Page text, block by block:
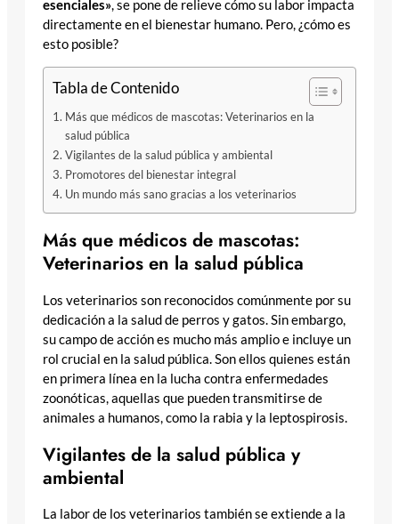
esenciales», se pone de relieve cómo su labor impacta
directamente en el bienestar humano. Pero, ¿cómo es
esto posible?
Tabla de Contenido
Más que médicos de mascotas: Veterinarios en la
salud pública
Vigilantes de la salud pública y ambiental
Promotores del bienestar integral
Un mundo más sano gracias a los veterinarios
Más que médicos de mascotas:
Veterinarios en la salud pública
Los veterinarios son reconocidos comúnmente por su
dedicación a la salud de perros y gatos. Sin embargo,
su campo de acción es mucho más amplio e incluye un
rol crucial en la salud pública. Son ellos quienes están
en primera línea en la lucha contra enfermedades
zoonóticas, aquellas que pueden transmitirse de
animales a humanos, como la rabia y la leptospirosis.
Vigilantes de la salud pública y
ambiental
La labor de los veterinarios también se extiende a la